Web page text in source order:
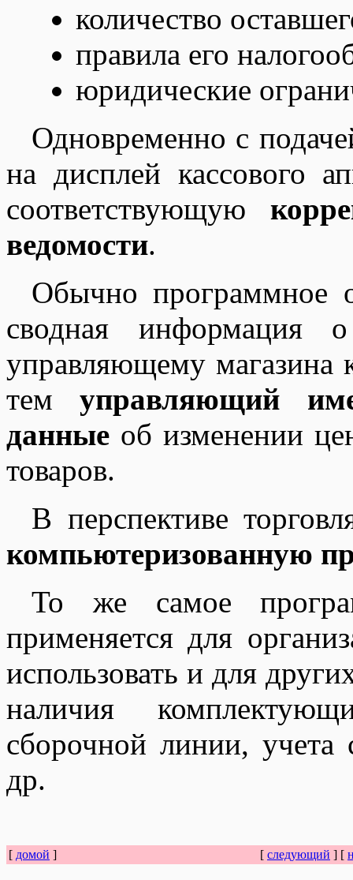
количество
правила его
юридические
Одновременно с
на дисплей кассового
соответствующую
ведомости.
Обычно программное
сводная информация
управляющему магазина
темуправляющий
данные об изменении
товаров.
В перспективе
компьютеризованную
То же самое
применяется для
использовать и для
наличия
сборочной линии, учета
др.
[ домой ] [ следующий ] [